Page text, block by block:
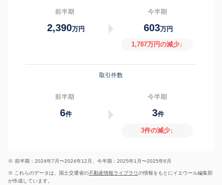
前半期
2,390万円
今半期
603万円
1,787万円の減少↓
取引件数
前半期
6件
今半期
3件
3件の減少↓
※ 前半期：2024年7月〜2024年12月、今半期：2025年1月〜2025年6月
※ これらのデータは、国土交通省の不動産情報ライブラリの情報をもとにイエウール編集部
が作成しています。